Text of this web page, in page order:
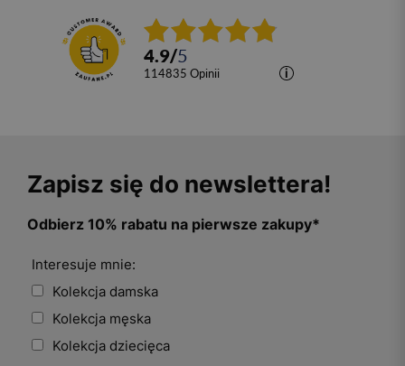
4.9/5
114835 opinii
Zapisz się do newslettera!
Odbierz 10% rabatu na pierwsze zakupy*
Interesuje mnie:
Kolekcja damska
Kolekcja męska
Kolekcja dziecięca